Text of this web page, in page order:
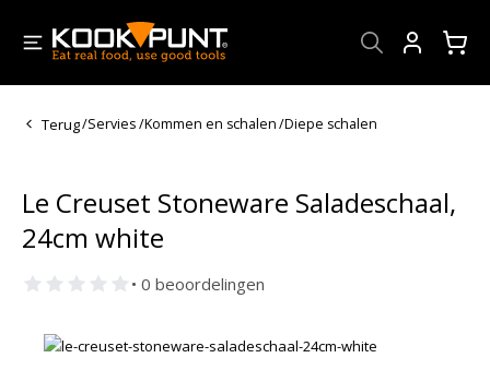
Terug/Servies/Kommen en schalen/Diepe schalen
Le Creuset Stoneware Saladeschaal,
24cm white
• 0 beoordelingen